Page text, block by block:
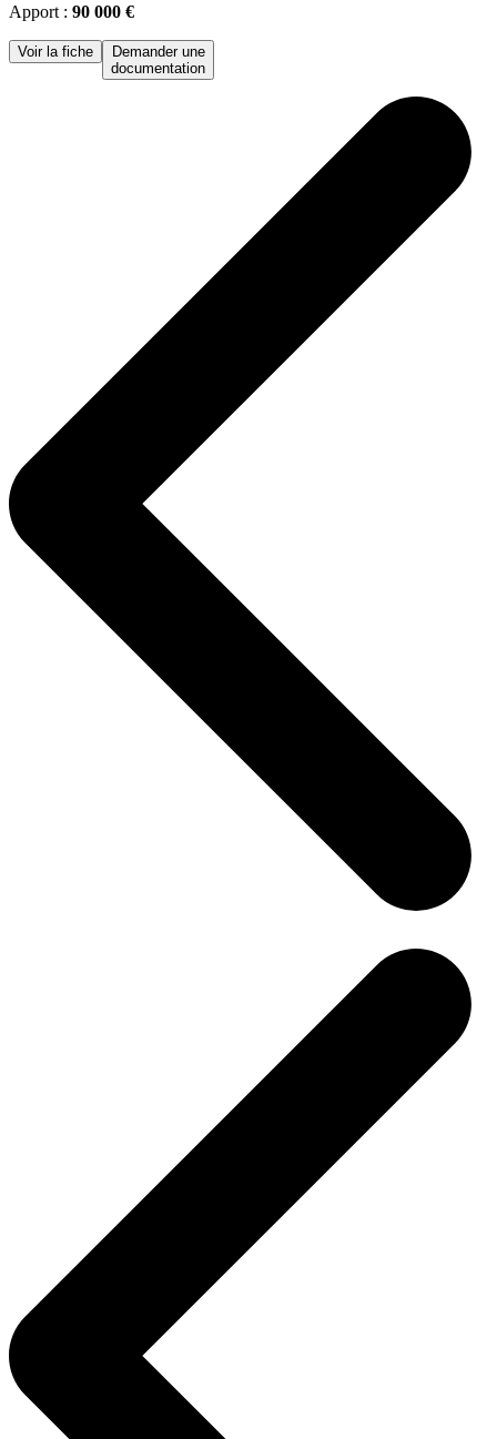
Apport : 90 000 €
Voir la fiche
Demander une
documentation